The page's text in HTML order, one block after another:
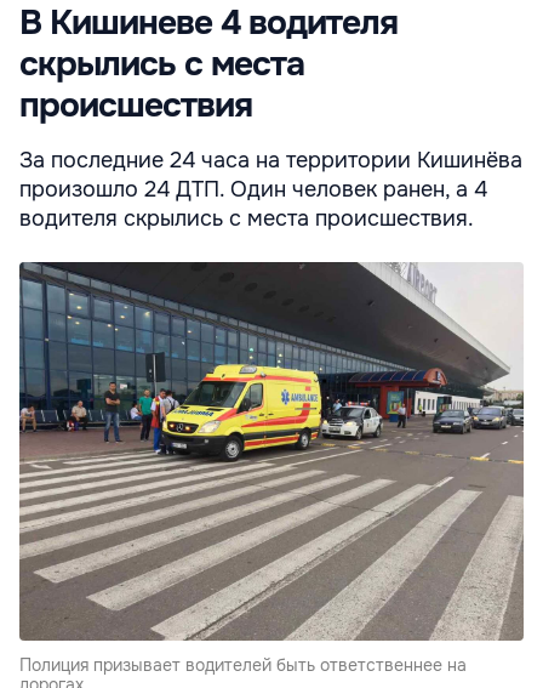
В Кишиневе 4 водителя
скрылись с места
происшествия
За последние 24 часа на территории Кишинёва
произошло 24 ДТП. Один человек ранен, а 4
водителя скрылись с места происшествия.
Полиция призывает водителей быть ответственнее на